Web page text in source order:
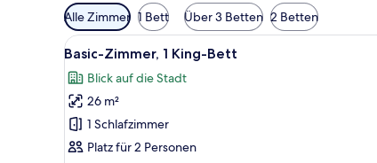
Verfügbare
Filter
für
Zimmer
Alle Zimmer 1 Bett Über 3 Betten 2 Betten
Alle
Fotos
für
Basic-
Zimmer,
1 King-
Ein kleines Hotelzimmer
9
Basic-Zimmer, 1 King-Bett
Blick auf die Stadt
26 m²
1 Schlafzimmer
Platz für 2 Personen